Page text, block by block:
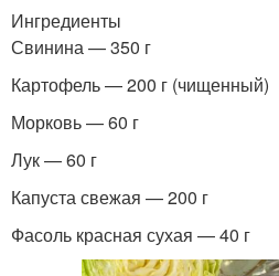
Ингредиенты
Свинина — 350 г
Картофель — 200 г (чищенный)
Морковь — 60 г
Лук — 60 г
Капуста свежая — 200 г
Фасоль красная сухая — 40 г